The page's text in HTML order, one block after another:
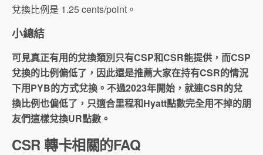
兌換比例是 1.25 cents/point。
小總結
可見真正有用的兌換類別只有CSP和CSR能提供，而CSP
兌換的比例偏低了，因此還是推薦大家在持有CSR的情況
下用PYB的方式兌換。不過2023年開始，就連CSR的兌
換比例也偏低了，只適合里程和Hyatt點數完全用不掉的朋
友們這樣兌換UR點數。
CSR 轉卡相關的FAQ